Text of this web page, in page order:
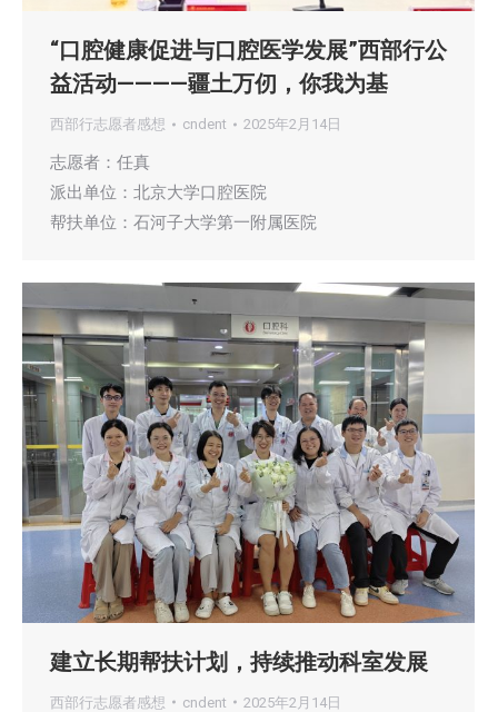
“口腔健康促进与口腔医学发展”西部行公
益活动————疆土万仞，你我为基
西部行志愿者感想 cndent 2025年2月14日
志愿者：任真
派出单位：北京大学口腔医院
帮扶单位：石河子大学第一附属医院
建立长期帮扶计划，持续推动科室发展
西部行志愿者感想 cndent 2025年2月14日